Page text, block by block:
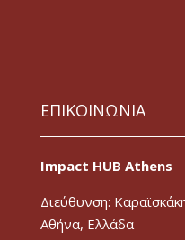
ΕΠΙΚΟΙΝΩΝΙΑ
Impact HUB Athens
Διεύθυνση:
Αθήνα, Ελλάδα